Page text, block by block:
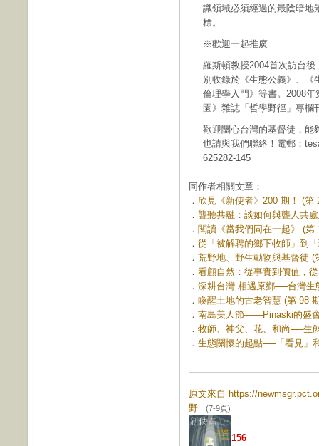
識領域必須經過的最陰暗地
標。
※歡迎一起推廣
羅斯頓教授2004首次訪台
別收錄於《生態公義》、《
倫理學入門》等書。2008
園》雜誌「哲學野徑」專
歡迎關心台灣的基督徒，能
也請與我們聯絡！電郵：
625282-145
同作者相關文章：
． 欣見《新使者》200 期！ (第
． 聾聽共融：談如何與聾人共
． 閱讀《當我們同在一起》 (第
． 從「被解聘的鄉下牧師」到
． 荒野地、野生動物與基督徒 (
． 看顧自然：從事實到價值，
． 深耕台灣 相遇原鄉──台灣生
． 喚醒土地的古老智慧 (第 98
． 南島美人節——Pinaski的盛
． 牧師、神父、花、和尚──生
． 生態關懷的起點──「看見」
原文來自 https://
野 (7-9頁)
156